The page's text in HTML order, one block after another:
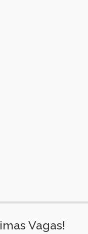
Vagas!